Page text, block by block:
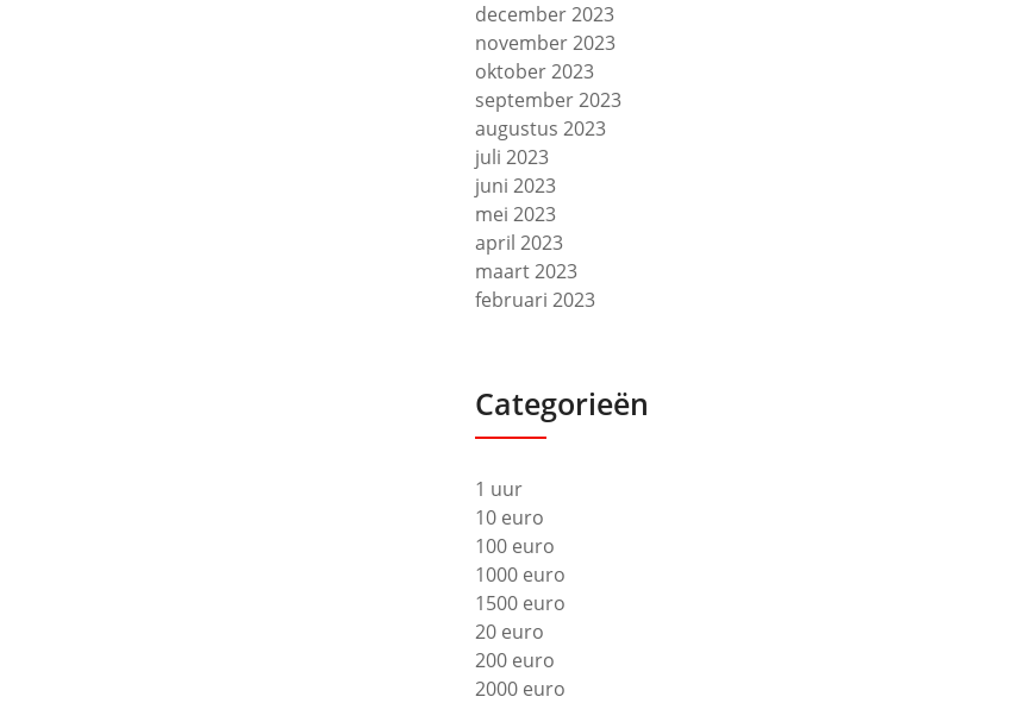
december 2023
november 2023
oktober 2023
september 2023
augustus 2023
juli 2023
juni 2023
mei 2023
april 2023
maart 2023
februari 2023
Categorieën
1 uur
10 euro
100 euro
1000 euro
1500 euro
20 euro
200 euro
2000 euro